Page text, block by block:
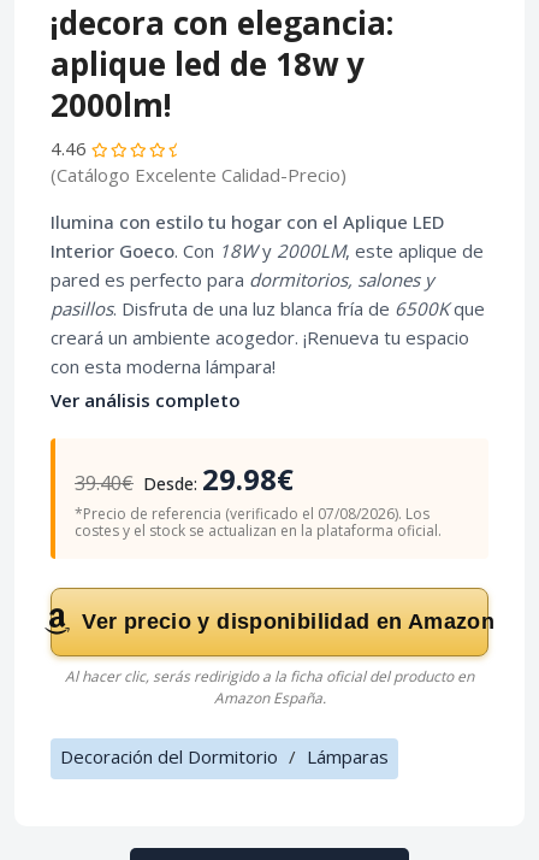
¡decora con elegancia:
aplique led de 18w y
2000lm!
4.46
(Catálogo Excelente Calidad-Precio)
Ilumina con estilo tu hogar con el Aplique LED
Interior Goeco. Con 18Wy 2000LM, este aplique de
pared es perfecto para dormitorios, salones y
pasillos. Disfruta de una luz blanca fría de 6500Kque
creará un ambiente acogedor. ¡Renueva tu espacio
con esta moderna lámpara!
Ver análisis completo
39.40€ Desde: 29.98€
*Precio de referencia (verificado el 07/08/2026). Los
costes y el stock se actualizan en la plataforma oficial.
Ver precio y disponibilidad en Amazon
Al hacer clic, serás redirigido a la ficha oficial del producto en
Amazon España.
Decoración del Dormitorio / Lámparas